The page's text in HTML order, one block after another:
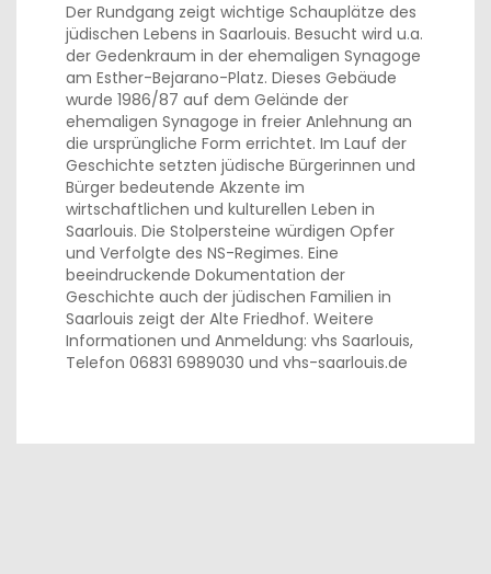
Der Rundgang zeigt wichtige Schauplätze des
jüdischen Lebens in Saarlouis. Besucht wird u.a.
der Gedenkraum in der ehemaligen Synagoge
am Esther-Bejarano-Platz. Dieses Gebäude
wurde 1986/87 auf dem Gelände der
ehemaligen Synagoge in freier Anlehnung an
die ursprüngliche Form errichtet. Im Lauf der
Geschichte setzten jüdische Bürgerinnen und
Bürger bedeutende Akzente im
wirtschaftlichen und kulturellen Leben in
Saarlouis. Die Stolpersteine würdigen Opfer
und Verfolgte des NS-Regimes. Eine
beeindruckende Dokumentation der
Geschichte auch der jüdischen Familien in
Saarlouis zeigt der Alte Friedhof. Weitere
Informationen und Anmeldung: vhs Saarlouis,
Telefon 06831 6989030 und vhs-saarlouis.de